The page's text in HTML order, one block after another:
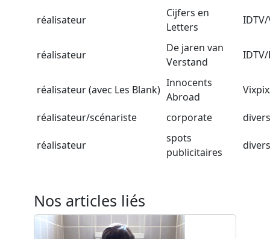
réalisateur
Cijfers en
Letters
réalisateur
De jaren van
Verstand
IDTV/
réalisateur (avec Les Blank)
Innocents
Abroad
réalisateur/scénariste corporate
réalisateur
spots
publicitaires
divers
Nos articles liés